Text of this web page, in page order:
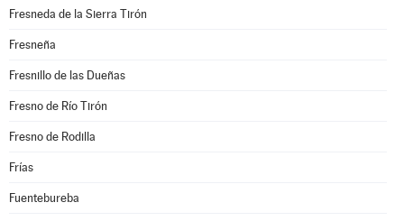
Fresneda de la Sierra Tirón
Fresneña
Fresnillo de las Dueñas
Fresno de Río Tirón
Fresno de Rodilla
Frías
Fuentebureba